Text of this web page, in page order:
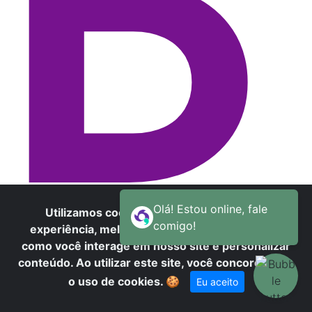
D
Utilizamos cookies para oferecer melhor
experiência, melhorar o desempenho, analisar
como você interage em nosso site e personalizar
conteúdo. Ao utilizar este site, você concorda com
o uso de cookies. 🍪 Eu aceito